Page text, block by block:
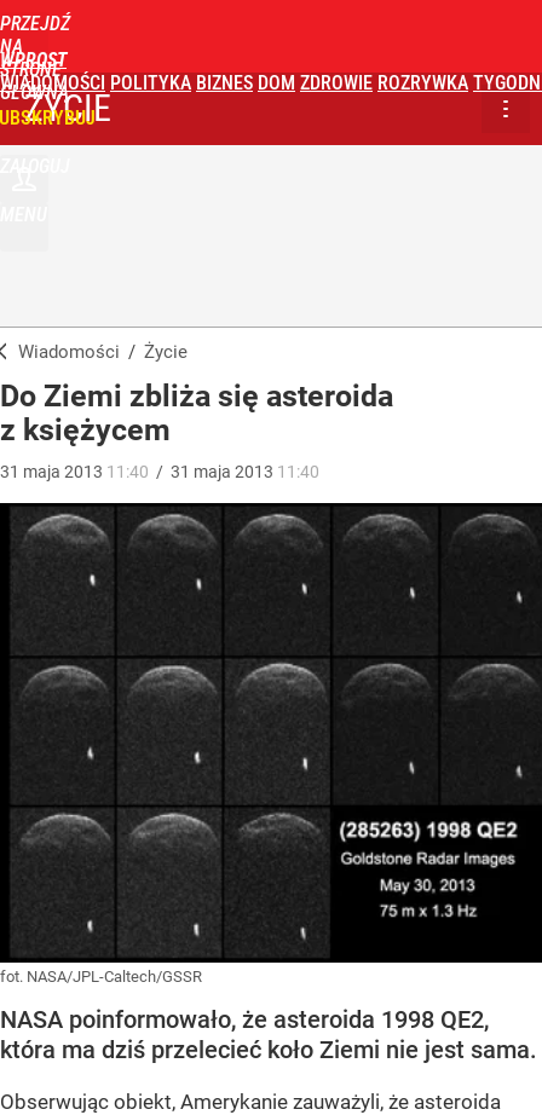
PRZEJDŹ
NA
STRONĘ
GŁÓWNĄ
WPROST
WIADOMOŚCI POLITYKA BIZNES DOM ZDROWIE ROZRYWKA
ŻYCIE
Wiadomości / Życie
Do Ziemi zbliża się asteroida
z księżycem
31 maja 2013 11:40 / 31 maja 2013 11:40
fot. NASA/JPL-Caltech/GSSR
NASA poinformowało, że asteroida 1998 QE2,
która ma dziś przelecieć koło Ziemi nie jest sama.
Obserwując obiekt, Amerykanie zauważyli, że asteroida